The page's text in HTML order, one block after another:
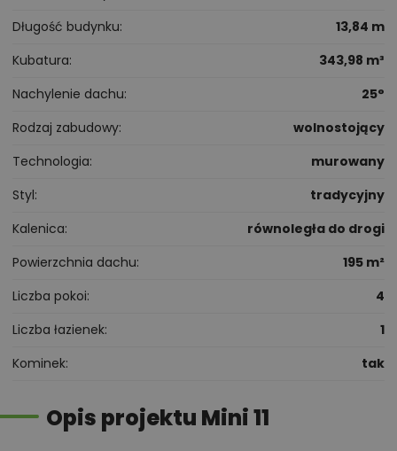
Długość budynku
13,84 m
Kubatura
343,98 m³
Nachylenie dachu
25°
Rodzaj zabudowy
wolnostojący
Technologia
murowany
Styl
tradycyjny
Kalenica
równoległa do drogi
Powierzchnia dachu
195 m²
Liczba pokoi
4
Liczba łazienek
1
Kominek
tak
Opis projektu Mini 11